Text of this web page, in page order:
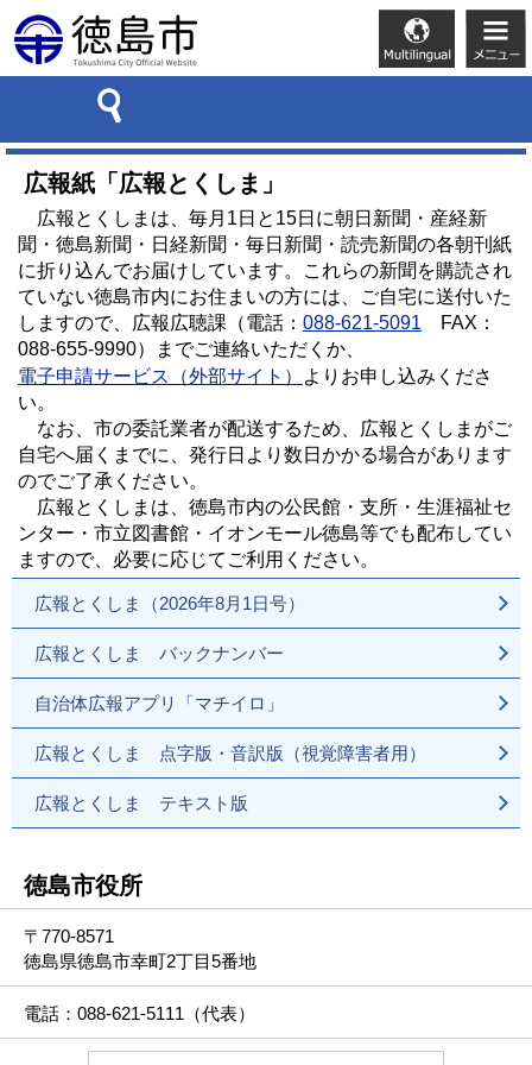
広報紙「広報とくしま」
広報とくしまは、毎月1日と15日に朝日新聞・産経新
聞・徳島新聞・日経新聞・毎日新聞・読売新聞の各朝刊紙
に折り込んでお届けしています。これらの新聞を購読され
ていない徳島市内にお住まいの方には、ご自宅に送付いた
しますので、広報広聴課（電話： 088-621-5091 FAX：
088-655-9990）までご連絡いただくか、
電子申請サービス（外部サイト）
よりお申し込みくださ
い。
なお、市の委託業者が配送するため、広報とくしまがご
自宅へ届くまでに、発行日より数日かかる場合があります
のでご了承ください。
広報とくしまは、徳島市内の公民館・支所・生涯福祉セ
ンター・市立図書館・イオンモール徳島等でも配布してい
ますので、必要に応じてご利用ください。
広報とくしま（2026年8月1日号）
広報とくしま バックナンバー
自治体広報アプリ「マチイロ」
広報とくしま 点字版・音訳版（視覚障害者用）
広報とくしま テキスト版
徳島市役所
〒770-8571
徳島県徳島市幸町2丁目5番地
電話：088-621-5111（代表）